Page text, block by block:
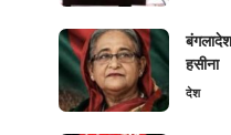
हसीना
देश